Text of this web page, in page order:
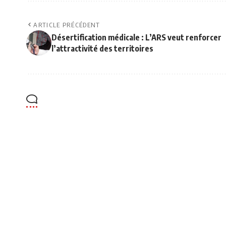
ARTICLE PRÉCÉDENT
Désertification médicale : L’ARS veut renforcer
l’attractivité des territoires